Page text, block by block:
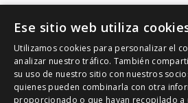
Ese sitio web utiliza
Utilizamos cookies para personalizar el
analizar nuestro tráfico. También
su uso de nuestro sitio con nuestros
quienes pueden combinarla con otra
proporcionado o que hayan recopilado a